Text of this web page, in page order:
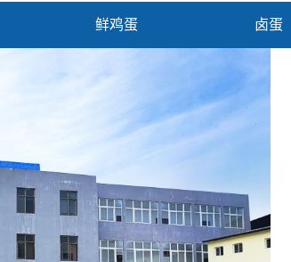
鲜鸡蛋 卤蛋